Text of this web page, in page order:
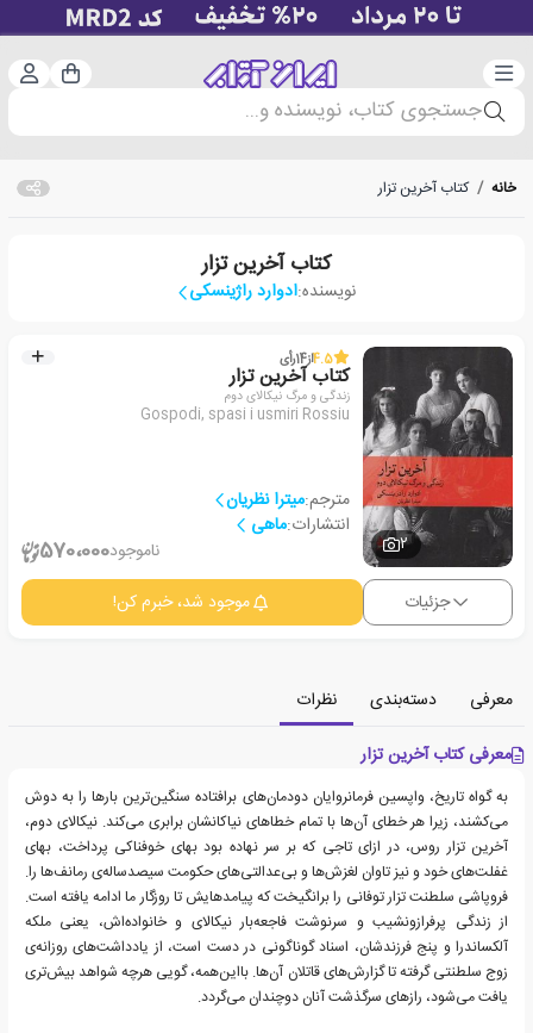
دسته‌بندی سبد
جستجوی کتاب، نویسنده و...
خانه / کتاب آخرین تزار
کتاب آخرین تزار
نویسنده:ادوارد راژینسکی
2
4.5از14رأی
کتاب آخرین تزار
زندگی و مرگ نیکالای دوم
Gospodi, spasi i usmiri Rossiu
مترجم:میترا نظریان
انتشارات:ماهی
ناموجود570،000
جزئیات موجود شد، خبرم کن!
معرفی دسته‌بندی
نظرات
معرفی کتاب آخرین تزار
به گواه تاریخ، واپسین فرمانروایان دودمان‌های برافتاده سنگین‌ترین بارها را به دوش
می‌کشند، زیرا هر خطای آن‌ها با تمام خطاهای نیاکانشان برابری می‌کند. نیکالای دوم،
آخرین تزار روس، در ازای تاجی که بر سر نهاده بود بهای خوفناکی پرداخت، بهای
غفلت‌های خود و نیز تاوان لغزش‌ها و بی‌عدالتی‌های حکومت سیصدساله‌ی رمانف‌ها را.
فروپاشی سلطنت تزار توفانی را برانگیخت که پیامدهایش تا روزگار ما ادامه یافته است.
از زندگی پرفرازونشیب و سرنوشت فاجعه‌بار نیکالای و خانواده‌اش، یعنی ملکه
آلکساندرا و پنج فرزندشان، اسناد گوناگونی در دست است، از یادداشت‌های روزانه‌ی
زوج سلطنتی گرفته تا گزارش‌های قاتلان آن‌ها. بااین‌همه، گویی هرچه شواهد بیش‌تری
یافت می‌شود، رازهای سرگذشت آنان دوچندان می‌گردد.